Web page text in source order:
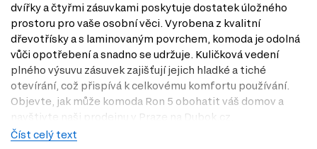
dvířky a čtyřmi zásuvkami poskytuje dostatek úložného
prostoru pro vaše osobní věci. Vyrobena z kvalitní
dřevotřísky a s laminovaným povrchem, komoda je odolná
vůči opotřebení a snadno se udržuje. Kuličková vedení
plného výsuvu zásuvek zajišťují jejich hladké a tiché
otevírání, což přispívá k celkovému komfortu používání.
Objevte, jak může komoda Ron 5 obohatit váš domov a
navštivte naši prodejnu v Praze na Dubok.cz.
Dostupné modifikace produktu
Číst celý text